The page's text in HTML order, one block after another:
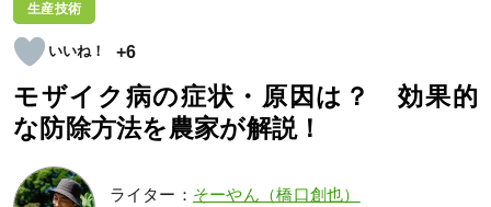
生産技術
+6
モザイク病の症状・原因は？ 効果的
な防除方法を農家が解説！
ライター： そーやん（橋口創也）